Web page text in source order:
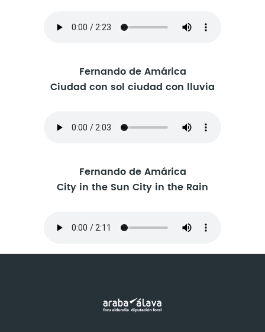
Fernando de Amárica
Ciudad con sol ciudad con lluvia
Fernando de Amárica
City in the Sun City in the Rain